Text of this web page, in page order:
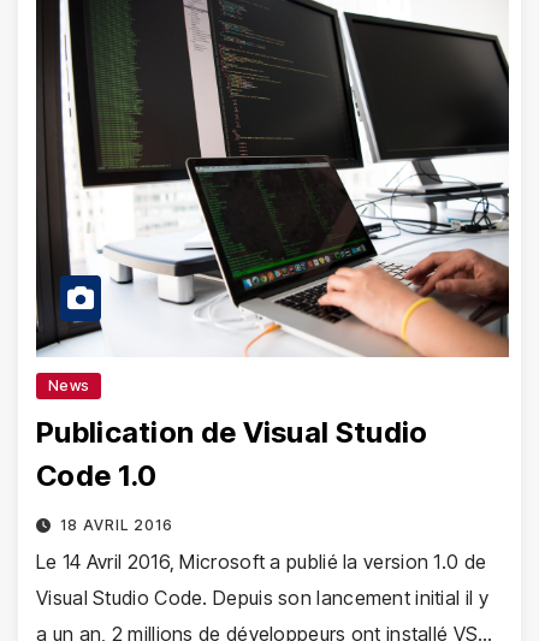
News
Publication de Visual Studio
Code 1.0
18 AVRIL 2016
Le 14 Avril 2016, Microsoft a publié la version 1.0 de
Visual Studio Code. Depuis son lancement initial il y
a un an, 2 millions de développeurs ont installé VS…